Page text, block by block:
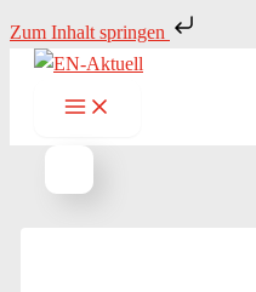
Zum Inhalt springen
Inhalt
springen